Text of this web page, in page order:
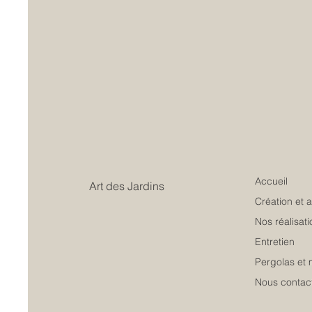
Art des Jardins
Accueil
Création et
Nos
Entretien
Pergolas et
Nous